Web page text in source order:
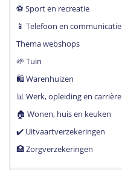
⚽️ Sport en recreatie
📱 Telefoon en communicatie
Thema webshops
🌱 Tuin
🛍 Warenhuizen
📊 Werk, opleiding en carrière
🏠 Wonen, huis en keuken
✔️ Uitvaartverzekeringen
🏥 Zorgverzekeringen